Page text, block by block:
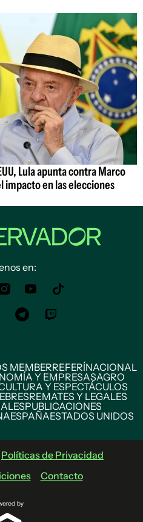
Lula apunta contra Marco
impacto en las elecciones
en:
MEMBERREFERÍNACIONAL
Y EMPRESASAGRO
Y ESPECTÁCULOS
REMATES Y LEGALES
PUBLICACIONES
ESPAÑAESTADOS UNIDOS
Políticas de Privacidad
Contacto